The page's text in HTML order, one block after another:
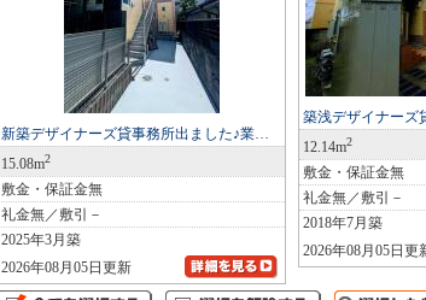
新築デザイナーズ貸事務所出ました♪業…
15.08m2
敷金・保証金無
礼金無／敷引－
2025年3月築
2026年08月05日更新
築浅デザイナー
12.14m2
敷金・保証金無
礼金無／敷引－
2018年7月築
2026年08月05日更